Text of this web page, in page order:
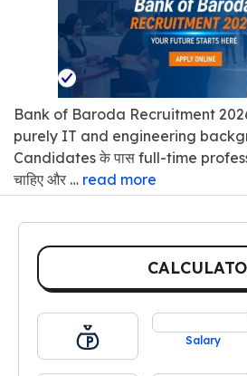
Bank of Baroda Recruitment
purely IT and engineering
Candidates के पास full-time
चाहिए और … read more
Salary